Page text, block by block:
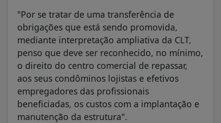
"Por se tratar de uma transferência de
obrigações que está sendo promovida,
mediante interpretação ampliativa da CLT,
penso que deve ser reconhecido, no mínimo,
o direito do centro comercial de repassar,
aos seus condôminos lojistas e efetivos
empregadores das profissionais
beneficiadas, os custos com a implantação e
manutenção da estrutura".